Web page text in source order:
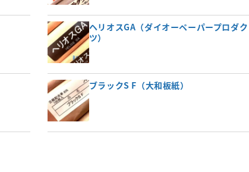
ヘリオスGA（ダイオーペーパープロダク
ツ）
ブラックS F（大和板紙）